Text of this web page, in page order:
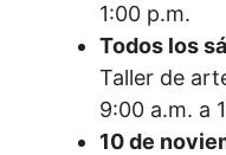
1:00 p.m.
Todos los
Taller de
9:00 a.m. a
10 de